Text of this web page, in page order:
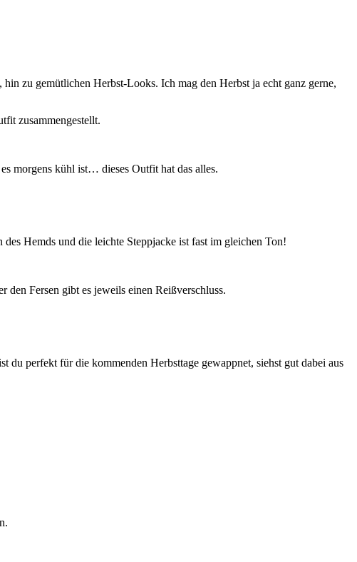
zu gemütlichen Herbst-Looks. Ich mag den Herbst ja echt ganz gerne,
zusammengestellt.
morgens kühl ist… dieses Outfit hat das alles.
Hemds und die leichte Steppjacke ist fast im gleichen Ton!
den Fersen gibt es jeweils einen Reißverschluss.
perfekt für die kommenden Herbsttage gewappnet, siehst gut dabei aus